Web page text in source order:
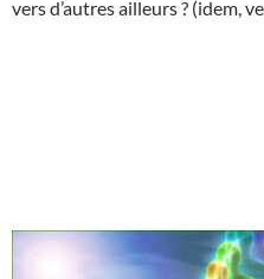
vers d’autres ailleurs ? (idem,